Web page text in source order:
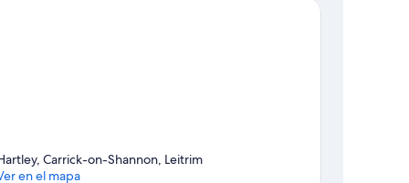
Carrick-on-Shannon, Leitrim
en el mapa